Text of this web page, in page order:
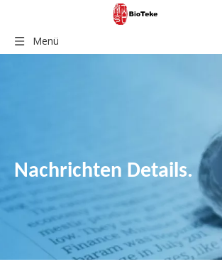
Menü
Nachrichten Details.